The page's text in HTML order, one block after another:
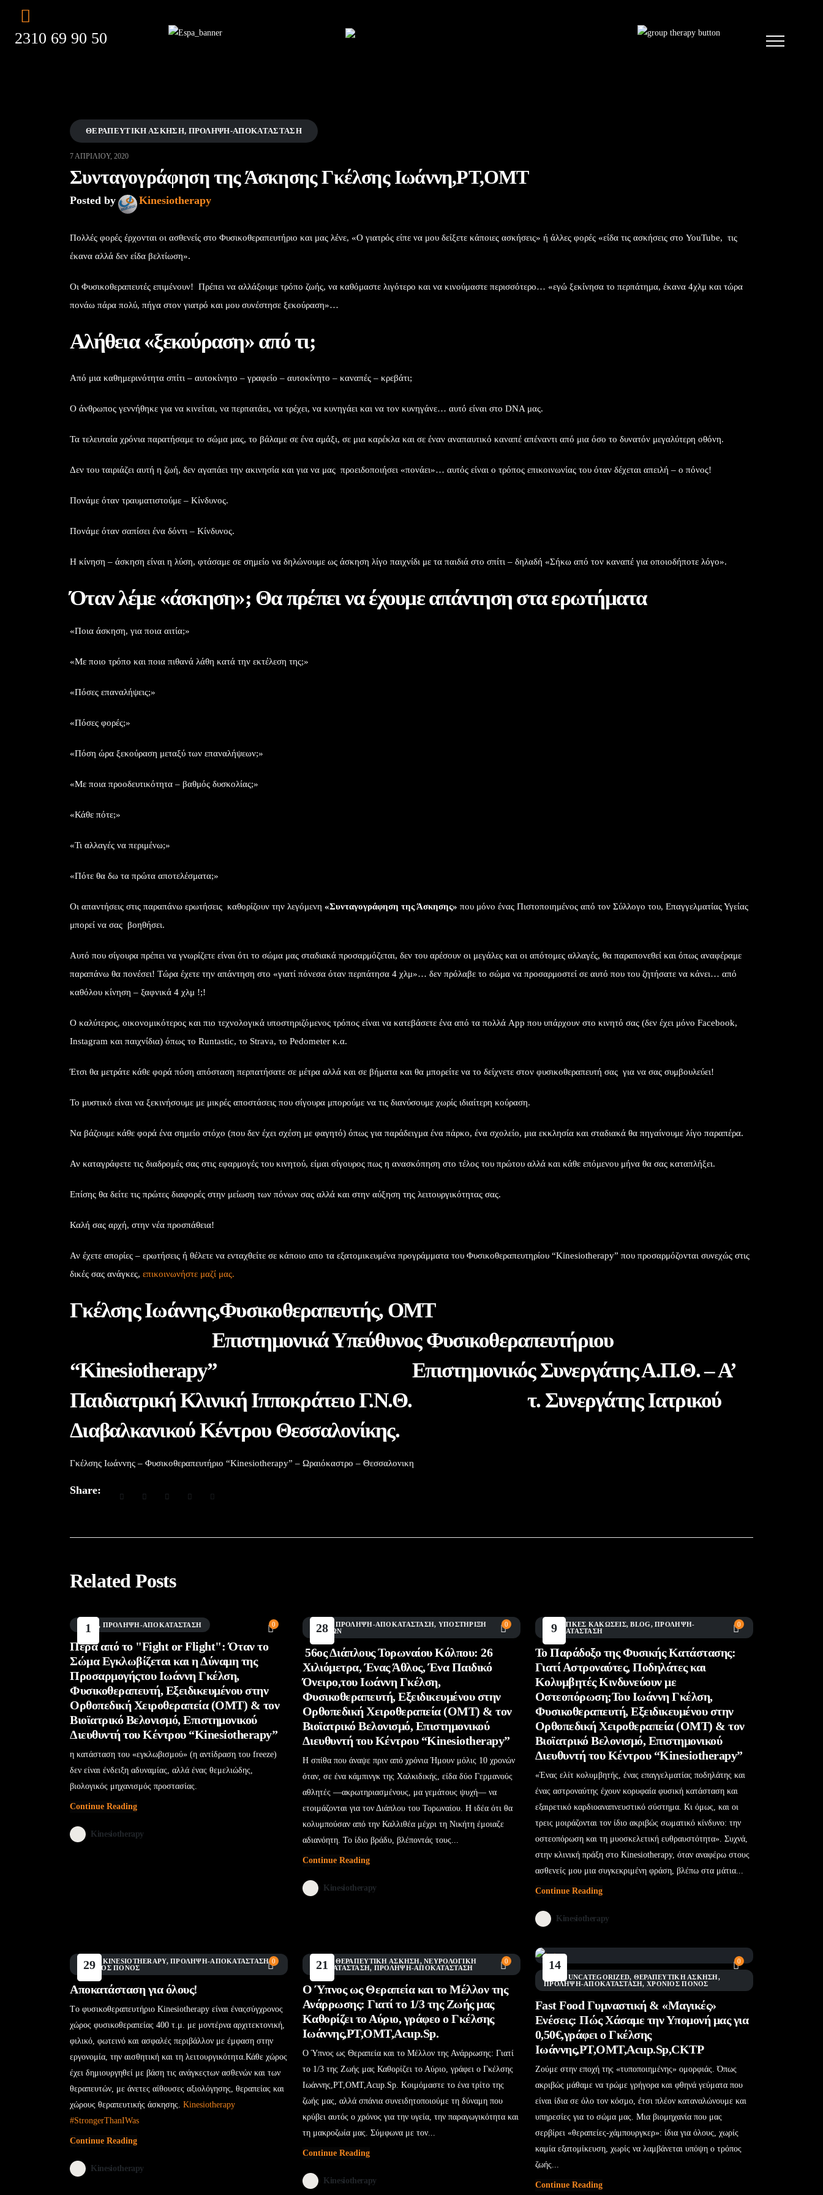
2310 69 90 50
ΘΕΡΑΠΕΥΤΙΚΉ ΆΣΚΗΣΗ, ΠΡΌΛΗΨΗ-ΑΠΟΚΑΤΆΣΤΑΣΗ
7 ΑΠΡΙΛΊΟΥ, 2020
Συνταγογράφηση της Άσκησης Γκέλσης Ιωάννη,PT,OMT
Posted by Kinesiotherapy
Πολλές φορές έρχονται οι ασθενείς στο Φυσικοθεραπευτήριο και μας λένε, «Ο γιατρός είπε να μου δείξετε κάποιες ασκήσεις» ή άλλες φορές «είδα τις ασκήσεις στο YouTube, τις
έκανα αλλά δεν είδα βελτίωση».
Οι Φυσικοθεραπευτές επιμένουν! Πρέπει να αλλάξουμε τρόπο ζωής, να καθόμαστε λιγότερο και να κινούμαστε περισσότερο… «εγώ ξεκίνησα το περπάτημα, έκανα 4χλμ και τώρα
πονάω πάρα πολύ, πήγα στον γιατρό και μου συνέστησε ξεκούραση»…
Αλήθεια «ξεκούραση» από τι;
Από μια καθημερινότητα σπίτι – αυτοκίνητο – γραφείο – αυτοκίνητο – καναπές – κρεβάτι;
Ο άνθρωπος γεννήθηκε για να κινείται, να περπατάει, να τρέχει, να κυνηγάει και να τον κυνηγάνε… αυτό είναι στο DNA μας.
Τα τελευταία χρόνια παρατήσαμε το σώμα μας, το βάλαμε σε ένα αμάξι, σε μια καρέκλα και σε έναν αναπαυτικό καναπέ απέναντι από μια όσο το δυνατόν μεγαλύτερη οθόνη.
Δεν του ταιριάζει αυτή η ζωή, δεν αγαπάει την ακινησία και για να μας προειδοποιήσει «πονάει»… αυτός είναι ο τρόπος επικοινωνίας του όταν δέχεται απειλή – ο πόνος!
Πονάμε όταν τραυματιστούμε – Κίνδυνος.
Πονάμε όταν σαπίσει ένα δόντι – Κίνδυνος.
Η κίνηση – άσκηση είναι η λύση, φτάσαμε σε σημείο να δηλώνουμε ως άσκηση λίγο παιχνίδι με τα παιδιά στο σπίτι – δηλαδή «Σήκω από τον καναπέ για οποιοδήποτε λόγο».
Όταν λέμε «άσκηση»; Θα πρέπει να έχουμε απάντηση στα ερωτήματα
«Ποια άσκηση, για ποια αιτία;»
«Με ποιο τρόπο και ποια πιθανά λάθη κατά την εκτέλεση της;»
«Πόσες επαναλήψεις;»
«Πόσες φορές;»
«Πόση ώρα ξεκούραση μεταξύ των επαναλήψεων;»
«Με ποια προοδευτικότητα – βαθμός δυσκολίας;»
«Κάθε πότε;»
«Τι αλλαγές να περιμένω;»
«Πότε θα δω τα πρώτα αποτελέσματα;»
Οι απαντήσεις στις παραπάνω ερωτήσεις καθορίζουν την λεγόμενη «Συνταγογράφηση της Άσκησης» που μόνο ένας Πιστοποιημένος από τον Σύλλογο του, Επαγγελματίας Υγείας
μπορεί να σας βοηθήσει.
Αυτό που σίγουρα πρέπει να γνωρίζετε είναι ότι το σώμα μας σταδιακά προσαρμόζεται, δεν του αρέσουν οι μεγάλες και οι απότομες αλλαγές, θα παραπονεθεί και όπως αναφέραμε
παραπάνω θα πονέσει! Τώρα έχετε την απάντηση στο «γιατί πόνεσα όταν περπάτησα 4 χλμ»… δεν πρόλαβε το σώμα να προσαρμοστεί σε αυτό που του ζητήσατε να κάνει… από
καθόλου κίνηση – ξαφνικά 4 χλμ !;!
Ο καλύτερος, οικονομικότερος και πιο τεχνολογικά υποστηριζόμενος τρόπος είναι να κατεβάσετε ένα από τα πολλά App που υπάρχουν στο κινητό σας (δεν έχει μόνο Facebook,
Instagram και παιχνίδια) όπως το Runtastic, το Strava, το Pedometer κ.α.
Έτσι θα μετράτε κάθε φορά πόση απόσταση περπατήσατε σε μέτρα αλλά και σε βήματα και θα μπορείτε να το δείχνετε στον φυσικοθεραπευτή σας για να σας συμβουλεύει!
Το μυστικό είναι να ξεκινήσουμε με μικρές αποστάσεις που σίγουρα μπορούμε να τις διανύσουμε χωρίς ιδιαίτερη κούραση.
Να βάζουμε κάθε φορά ένα σημείο στόχο (που δεν έχει σχέση με φαγητό) όπως για παράδειγμα ένα πάρκο, ένα σχολείο, μια εκκλησία και σταδιακά θα πηγαίνουμε λίγο παραπέρα.
Αν καταγράφετε τις διαδρομές σας στις εφαρμογές του κινητού, είμαι σίγουρος πως η ανασκόπηση στο τέλος του πρώτου αλλά και κάθε επόμενου μήνα θα σας καταπλήξει.
Επίσης θα δείτε τις πρώτες διαφορές στην μείωση των πόνων σας αλλά και στην αύξηση της λειτουργικότητας σας.
Καλή σας αρχή, στην νέα προσπάθεια!
Αν έχετε απορίες – ερωτήσεις ή θέλετε να ενταχθείτε σε κάποιο απο τα εξατομικευμένα προγράμματα του Φυσικοθεραπευτηρίου “Kinesiotherapy” που προσαρμόζονται συνεχώς στις
δικές σας ανάγκες, επικοινωνήστε μαζί μας.
Γκέλσης Ιωάννης,Φυσικοθεραπευτής, ΟΜΤ
Επιστημονικά Υπεύθυνος Φυσικοθεραπευτήριου
“Kinesiotherapy” Επιστημονικός Συνεργάτης Α.Π.Θ. – Α’
Παιδιατρική Κλινική Ιπποκράτειο Γ.Ν.Θ. τ. Συνεργάτης Ιατρικού
Διαβαλκανικού Κέντρου Θεσσαλονίκης.
Γκέλσης Ιωάννης – Φυσικοθεραπευτήριο “Kinesiotherapy” – Ωραιόκαστρο – Θεσσαλονικη
Share:
Related Posts
1 0
BLOG , ΠΡΌΛΗΨΗ-ΑΠΟΚΑΤΆΣΤΑΣΗ
Πέρα από το "Fight or Flight": Όταν το
Σώμα Εγκλωβίζεται και η Δύναμη της
Προσαρμογήςτου Ιωάννη Γκέλση,
Φυσικοθεραπευτή, Εξειδικευμένου στην
Ορθοπεδική Χειροθεραπεία (OMT) & τον
Βιοϊατρικό Βελονισμό, Επιστημονικού
Διευθυντή του Κέντρου “Kinesiotherapy”
η κατάσταση του «εγκλωβισμού» (η αντίδραση του freeze)
δεν είναι ένδειξη αδυναμίας, αλλά ένας θεμελιώδης,
βιολογικός μηχανισμός προστασίας.
Continue Reading
Kinesiotherapy
28 0
BLOG ΠΡΌΛΗΨΗ-ΑΠΟΚΑΤΆΣΤΑΣΗ, ΥΠΟΣΤΉΡΙΞΗ
ΑΓΏΝΩΝ
56ος Διάπλους Τορωναίου Κόλπου: 26
Χιλιόμετρα, Ένας Άθλος, Ένα Παιδικό
Όνειρο,του Ιωάννη Γκέλση,
Φυσικοθεραπευτή, Εξειδικευμένου στην
Ορθοπεδική Χειροθεραπεία (OMT) & τον
Βιοϊατρικό Βελονισμό, Επιστημονικού
Διευθυντή του Κέντρου “Kinesiotherapy”
Η σπίθα που άναψε πριν από χρόνια Ήμουν μόλις 10 χρονών
όταν, σε ένα κάμπινγκ της Χαλκιδικής, είδα δύο Γερμανούς
αθλητές —ακρωτηριασμένους, μα γεμάτους ψυχή— να
ετοιμάζονται για τον Διάπλου του Τορωναίου. Η ιδέα ότι θα
κολυμπούσαν από την Καλλιθέα μέχρι τη Νικήτη έμοιαζε
αδιανόητη. Το ίδιο βράδυ, βλέποντάς τους...
Continue Reading
Kinesiotherapy
9 0
AΘΛΗΤΙΚΈΣ ΚΑΚΏΣΕΙΣ,BLOG,ΠΡΌΛΗΨΗ-
ΑΠΟΚΑΤΆΣΤΑΣΗ
Το Παράδοξο της Φυσικής Κατάστασης:
Γιατί Αστροναύτες, Ποδηλάτες και
Κολυμβητές Κινδυνεύουν με
Οστεοπόρωση;Του Ιωάννη Γκέλση,
Φυσικοθεραπευτή, Εξειδικευμένου στην
Ορθοπεδική Χειροθεραπεία (OMT) & τον
Βιοϊατρικό Βελονισμό, Επιστημονικού
Διευθυντή του Κέντρου “Kinesiotherapy”
«Ένας ελίτ κολυμβητής, ένας επαγγελματίας ποδηλάτης και
ένας αστροναύτης έχουν κορυφαία φυσική κατάσταση και
εξαιρετικό καρδιοαναπνευστικό σύστημα. Κι όμως, και οι
τρεις μοιράζονται τον ίδιο ακριβώς σωματικό κίνδυνο: την
οστεοπόρωση και τη μυοσκελετική ευθραυστότητα». Συχνά,
στην κλινική πράξη στο Kinesiotherapy, όταν αναφέρω στους
ασθενείς μου μια συγκεκριμένη φράση, βλέπω στα μάτια...
Continue Reading
Kinesiotherapy
29 0
BLOG KINESIOTHERAPY,ΠΡΌΛΗΨΗ-ΑΠΟΚΑΤΆΣΤΑΣΗ,
ΧΡΌΝΙΟΣ ΠΌΝΟΣ
Αποκατάσταση για όλους!
Τo φυσικοθεραπευτήριο Kinesiotherapy είναι έναςσύγχρονος
χώρος φυσικοθεραπείας 400 τ.μ. με μοντέρνα αρχιτεκτονική,
φιλικό, φωτεινό και ασφαλές περιβάλλον με έμφαση στην
εργονομία, την αισθητική και τη λειτουργικότητα.Κάθε χώρος
έχει δημιουργηθεί με βάση τις ανάγκεςτων ασθενών και των
θεραπευτών, με άνετες αίθουσες αξιολόγησης, θεραπείας και
χώρους θεραπευτικής άσκησης. Kinesiotherapy
#StrongerThanIWas
Continue Reading
Kinesiotherapy
21 0
BLOG ΘΕΡΑΠΕΥΤΙΚΉ ΆΣΚΗΣΗ,ΝΕΥΡΟΛΟΓΙΚΉ
ΑΠΟΚΑΤΆΣΤΑΣΗ, ΠΡΌΛΗΨΗ-ΑΠΟΚΑΤΆΣΤΑΣΗ
Ο Ύπνος ως Θεραπεία και το Μέλλον της
Ανάρρωσης: Γιατί το 1/3 της Ζωής μας
Καθορίζει το Αύριο, γράφεο ο Γκέλσης
Ιωάννης,PT,OMT,Acup.Sp.
Ο Ύπνος ως Θεραπεία και το Μέλλον της Ανάρρωσης: Γιατί
το 1/3 της Ζωής μας Καθορίζει το Αύριο, γράφει ο Γκέλσης
Ιωάννης,PT,OMT,Acup.Sp. Κοιμόμαστε το ένα τρίτο της
ζωής μας, αλλά σπάνια συνειδητοποιούμε τη δύναμη που
κρύβει αυτός ο χρόνος για την υγεία, την παραγωγικότητα και
τη μακροζωία μας. Σύμφωνα με τον...
Continue Reading
Kinesiotherapy
14 0
UNCATEGORIZED, ΘΕΡΑΠΕΥΤΙΚΉ ΆΣΚΗΣΗ,
ΠΡΌΛΗΨΗ-ΑΠΟΚΑΤΆΣΤΑΣΗ,ΧΡΌΝΙΟΣ ΠΌΝΟΣ
Fast Food Γυμναστική & «Μαγικές»
Ενέσεις: Πώς Χάσαμε την Υπομονή μας για
0,50€,γράφει ο Γκέλσης
Ιωάννης,PT,OMT,Acup.Sp,CKTP
Ζούμε στην εποχή της «τυποποιημένης» ομορφιάς. Όπως
ακριβώς μάθαμε να τρώμε γρήγορα και φθηνά γεύματα που
είναι ίδια σε όλο τον κόσμο, έτσι πλέον καταναλώνουμε και
υπηρεσίες για το σώμα μας. Μια βιομηχανία που μας
σερβίρει «θεραπείες-χάμπουργκερ»: ίδια για όλους, χωρίς
καμία εξατομίκευση, χωρίς να λαμβάνεται υπόψη ο τρόπος
ζωής...
Continue Reading